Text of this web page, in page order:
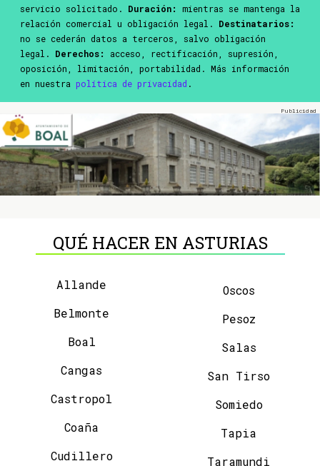
servicio solicitado. Duración:
mientras se mantenga la
relación comercial u obligación legal. Destinatarios:
no se cederán datos a terceros, salvo obligación
legal. Derechos:
acceso, rectificación, supresión,
oposición, limitación, portabilidad. Más información
en nuestra política de privacidad .
QUÉ HACER EN ASTURIAS
Allande
Belmonte
Boal
Cangas
Castropol
Coaña
Cudillero
Oscos
Pesoz
Salas
San Tirso
Somiedo
Tapia
Taramundi